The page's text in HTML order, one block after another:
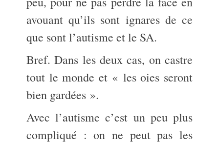
avouant qu’ils sont ignares de ce
que sont l’autisme et le SA.
Bref. Dans les deux cas, on castre
tout le monde et « les oies seront
bien gardées ».
Avec l’autisme c’est un peu plus
compliqué : on ne peut pas les